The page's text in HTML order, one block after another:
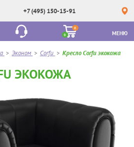
+7 (495) 150-15-91
0
0
МЕНЮ
> Эконом > Corfu > Кресло Corfu экокожа
ЭКОКОЖА